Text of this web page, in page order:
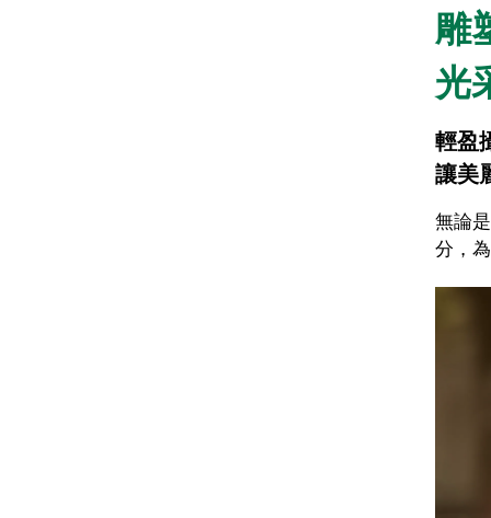
雕
光
輕盈
讓美
無論
分，